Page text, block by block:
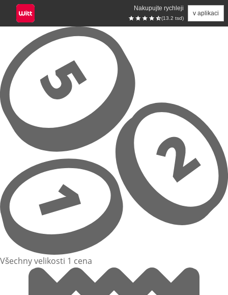
Nakupujte rychleji
(13.2 tsd)
v aplikaci
Přeskočit na hlavní obsah
Všechny velikosti 1 cena